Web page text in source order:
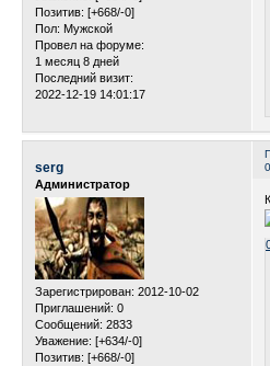
Позитив: [+668/-0]
Пол: Мужской
Провел на форуме:
1 месяц 8 дней
Последний визит:
2022-12-19 14:01:17
serg
Администратор
Зарегистрирован: 2012-10-02
Приглашений: 0
Сообщений: 2833
Уважение: [+634/-0]
Позитив: [+668/-0]